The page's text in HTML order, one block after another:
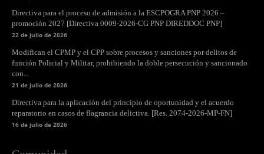
Directiva para el proceso de admisión a la ESCPOGRA PNP 2026 –
promoción 2027 [Directiva 0009-2026-CG PNP DIREDDOC PNP]
22 de julio de 2026
Modifican el CPMP y el CPP sobre procesos y sanciones por delitos de
función Policial y Militar, prohibiendo la doble persecución y sancionado
con...
21 de julio de 2026
Directiva para la aplicación del principio de oportunidad y el acuerdo
reparatorio en casos de flagrancia delictiva. [Res. 2074-2026-MP-FN]
16 de julio de 2026